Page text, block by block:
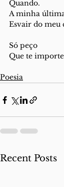
Quando.
A minha
Esvair do meu
Só peço
Que te
Poesia
Recent Posts